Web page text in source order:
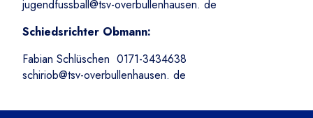
jugendfussball@tsv-overbullenhausen. de
Schiedsrichter Obmann:
Fabian Schlüschen 0171-3434638
schiriob@tsv-overbullenhausen. de